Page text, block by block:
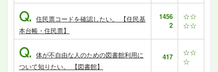
Q. 住民票コードを確認したい。 【住民基
本台帳・住民票】
1456
2
☆☆
☆☆
Q. 体が不自由な人のための図書館利用に
ついて知りたい。 【図書館】
417
☆☆
☆